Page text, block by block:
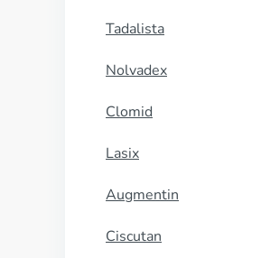
Tadalista
Nolvadex
Clomid
Lasix
Augmentin
Ciscutan